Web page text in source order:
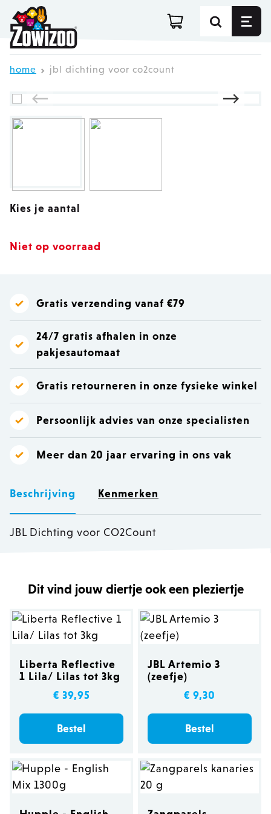
Ga direct door naar de inhoud
home jbl dichting voor co2count
Kies je aantal
Niet op voorraad
Gratis verzending vanaf €79
24/7 gratis afhalen in onze
pakjesautomaat
Gratis retourneren in onze fysieke winkel
Persoonlijk advies van onze specialisten
Meer dan 20 jaar ervaring in ons vak
Beschrijving Kenmerken
JBL Dichting voor CO2Count
Dit vind jouw diertje ook een pleziertje
Liberta Reflective
1 Lila/ Lilas tot 3kg
€ 39,95
Bestel
JBL Artemio 3
(zeefje)
€ 9,30
Bestel